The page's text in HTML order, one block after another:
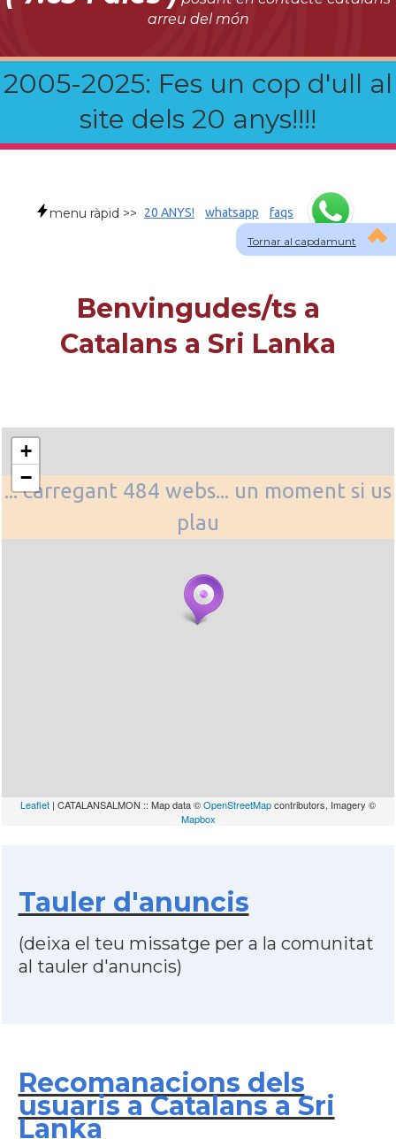
arreu del món
2005-2025: Fes un cop d'ull al
site dels 20 anys!!!!
Tornar al capdamunt
menu ràpid >> 20 ANYS! whatsapp faqs
Benvingudes/ts a
Catalans a Sri Lanka
... carregant 484 webs... un moment si us
plau
+
−
Leaflet | CATALANSALMON :: Map data ©OpenStreetMapcontributors, Imagery ©
Mapbox
Tauler d'anuncis
(deixa el teu missatge per a la comunitat
al tauler d'anuncis)
Recomanacions dels
usuaris a Catalans a Sri
Lanka